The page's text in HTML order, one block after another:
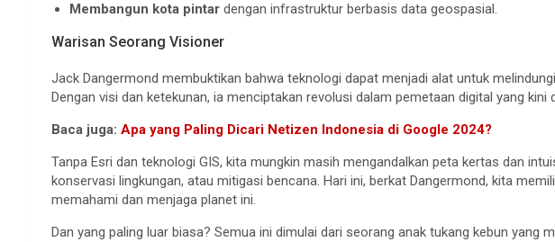
Membangun kota pintar dengan infrastruktur berbasis data geospasial.
Warisan Seorang Visioner
Jack Dangermond membuktikan bahwa teknologi dapat menjadi alat untuk
Dengan visi dan ketekunan, ia menciptakan revolusi dalam pemetaan digital yang kini
Baca juga: Apa yang Paling Dicari Netizen Indonesia di Google 2024?
Tanpa Esri dan teknologi GIS, kita mungkin masih mengandalkan peta kertas dan
konservasi lingkungan, atau mitigasi bencana. Hari ini, berkat Dangermond, kita
memahami dan menjaga planet ini.
Dan yang paling luar biasa? Semua ini dimulai dari seorang anak tukang kebun yang